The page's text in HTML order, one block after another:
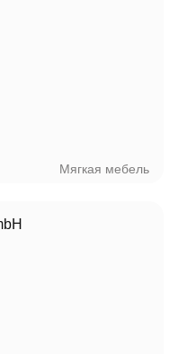
Мягкая мебель